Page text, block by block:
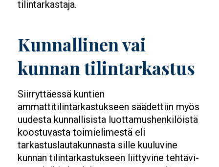
tilintarkastaja.
Kunnallinen vai
kunnan tilintarkastus
Siirryttäessä kuntien
ammattitilintarkastukseen säädettiin myös
uudesta kunnallisista luottamus­henkilöistä
koostuvasta toim­ieli­mestä eli
tarkastuslautakunnasta sille kuuluvine
kunnan tilin­tarkastukseen liittyvine tehtävi­